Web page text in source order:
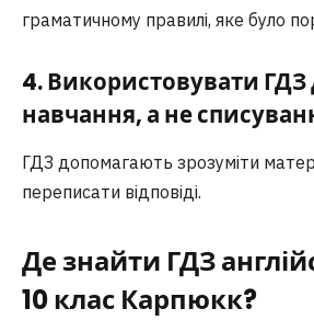
граматичному правилі, яке було
4. Використовувати ГДЗ
навчання, а не
ГДЗ допомагають зрозуміти
переписати відповіді.
Де знайти ГДЗ
10 клас Карпюкк?